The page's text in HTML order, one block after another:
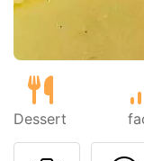
Dessert